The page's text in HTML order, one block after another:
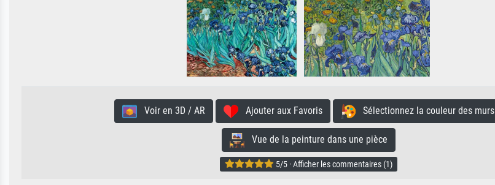
Voir en 3D / AR Ajouter aux Favoris Sélectionnez la couleur des murs
Vue de la peinture dans une pièce
5/5 · Afficher les commentaires (1)